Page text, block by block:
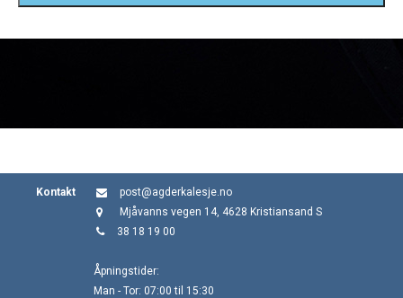
Kontakt
post@agderkalesje.no
Mjåvanns vegen 14, 4628 Kristiansand S
38 18 19 00
Åpningstider:
Man - Tor: 07:00 til 15:30